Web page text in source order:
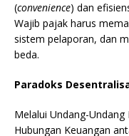
(convenience) dan
Wajib pajak harus
sistem pelaporan, dan
beda.
Paradoks
Melalui Undang-
Hubungan Keuangan